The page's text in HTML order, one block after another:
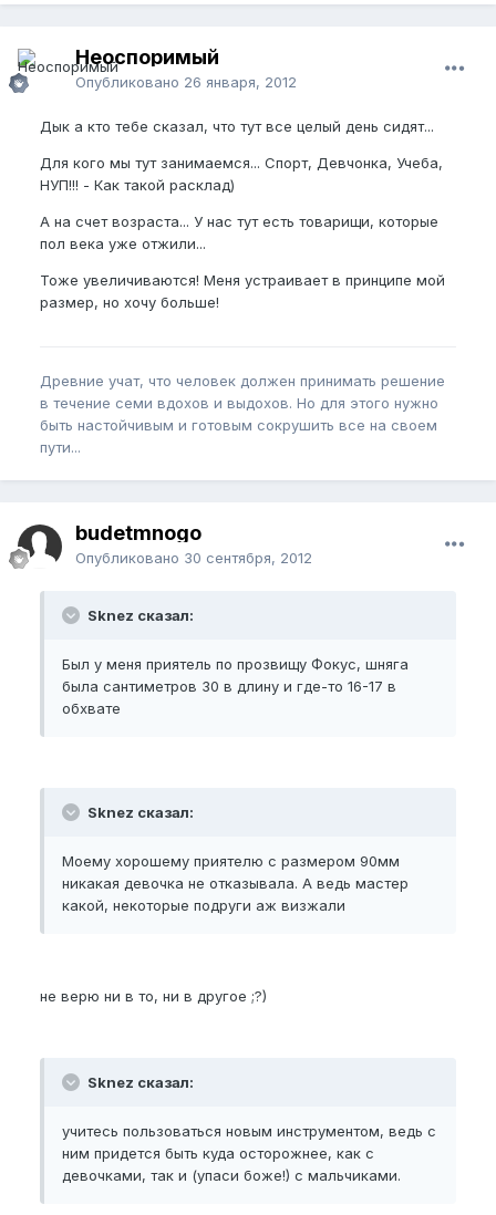
Неоспоримый
Опубликовано 26 января, 2012
Дык а кто тебе сказал, что тут все целый день сидят...
Для кого мы тут занимаемся... Спорт, Девчонка, Учеба,
НУП!!! - Как такой расклад)
А на счет возраста... У нас тут есть товарищи, которые
пол века уже отжили...
Тоже увеличиваются! Меня устраивает в принципе мой
размер, но хочу больше!
Древние учат, что человек должен принимать решение
в течение семи вдохов и выдохов. Но для этого нужно
быть настойчивым и готовым сокрушить все на своем
пути...
budetmnogo
Опубликовано 30 сентября, 2012
Sknez сказал:
Был у меня приятель по прозвищу Фокус, шняга
была сантиметров 30 в длину и где-то 16-17 в
обхвате
Sknez сказал:
Моему хорошему приятелю с размером 90мм
никакая девочка не отказывала. А ведь мастер
какой, некоторые подруги аж визжали
не верю ни в то, ни в другое ;?)
Sknez сказал:
учитесь пользоваться новым инструментом, ведь с
ним придется быть куда осторожнее, как с
девочками, так и (упаси боже!) с мальчиками.